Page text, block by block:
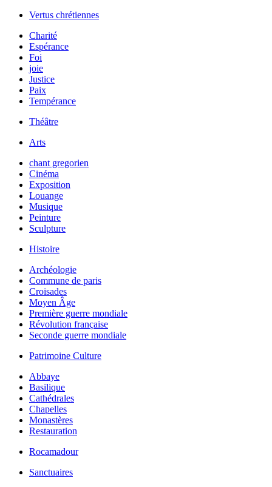
Vertus chrétiennes
Charité
Espérance
Foi
joie
Justice
Paix
Tempérance
Théâtre
Arts
chant gregorien
Cinéma
Exposition
Louange
Musique
Peinture
Sculpture
Histoire
Archéologie
Commune de paris
Croisades
Moyen Âge
Première guerre mondiale
Révolution française
Seconde guerre mondiale
Patrimoine Culture
Abbaye
Basilique
Cathédrales
Chapelles
Monastères
Restauration
Rocamadour
Sanctuaires